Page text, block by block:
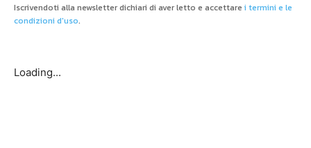
Iscrivendoti alla newsletter dichiari di aver letto e accettare i termini e le
condizioni d'uso.
Loading...